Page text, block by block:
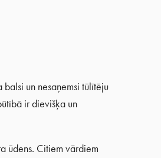
un nesaņemsi tūlītēju
ir dievišķa un
ūdens. Citiem vārdiem